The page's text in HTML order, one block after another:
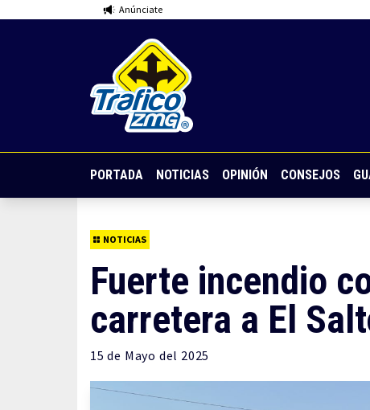
Anúnciate
PORTADA NOTICIAS OPINIÓN CONSEJOS
NOTICIAS
Fuerte incendio
carretera a El
15 de Mayo del 2025